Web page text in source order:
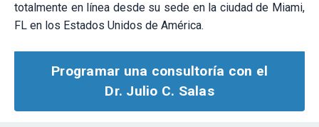
totalmente en línea desde su sede en la ciudad de Miami,
FL en los Estados Unidos de América.
Programar una consultoría con el
Dr. Julio C. Salas